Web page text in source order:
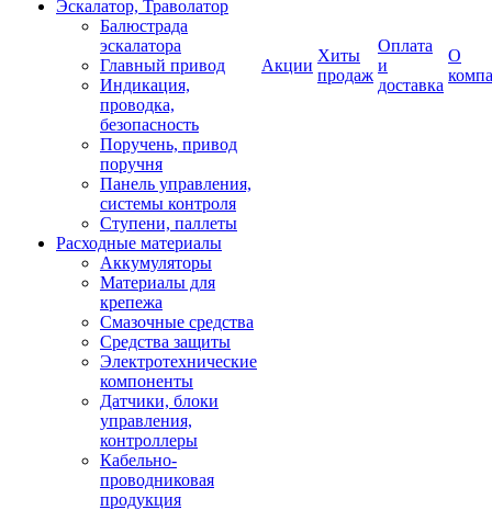
Эскалатор, Траволатор
Балюстрада
эскалатора
Главный привод
Индикация,
проводка,
безопасность
Поручень, привод
поручня
Панель управления,
системы контроля
Ступени, паллеты
Расходные материалы
Аккумуляторы
Материалы для
крепежа
Смазочные средства
Средства защиты
Электротехнические
компоненты
Датчики, блоки
управления,
контроллеры
Кабельно-
проводниковая
продукция
Акции
Хиты
продаж
Оплата
и
доставка
О